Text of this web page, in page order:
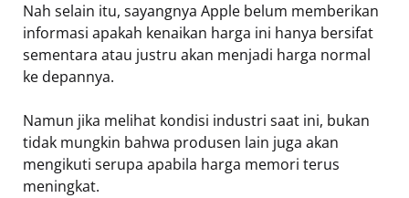
Nah selain itu, sayangnya Apple belum memberikan
informasi apakah kenaikan harga ini hanya bersifat
sementara atau justru akan menjadi harga normal
ke depannya.
Namun jika melihat kondisi industri saat ini, bukan
tidak mungkin bahwa produsen lain juga akan
mengikuti serupa apabila harga memori terus
meningkat.